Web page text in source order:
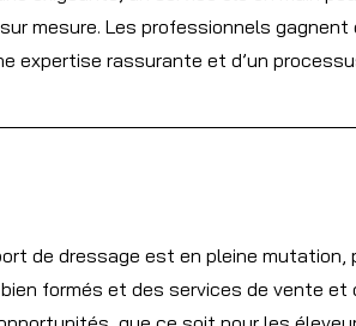
mesure. Les professionnels
expertise rassurante et d’un
de dressage est en pleine mutation,
formés et des services de vente et